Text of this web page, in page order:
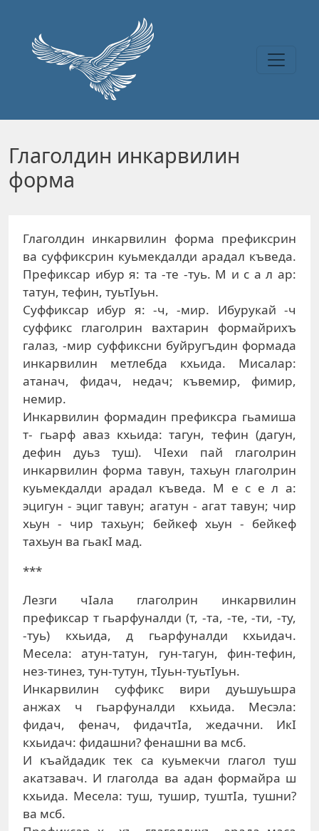
Глаголдин инкарвилин
форма
Глаголдин инкарвилин форма префиксрин
ва суффиксрин куьмекдалди арадал къведа.
Префиксар ибур я: та -те -туь. М и с а л ар:
татун, тефин, туьтIуьн.
Суффиксар ибур я: -ч, -мир. Ибурукай -ч
суффикс глаголрин вахтарин формайрихъ
галаз, -мир суффиксни буйругъдин формада
инкарвилин метлебда кхьида. Мисалар:
атанач, фидач, недач; къвемир, фимир,
немир.
Инкарвилин формадин префиксра гьамиша
т- гьарф аваз кхьида: тагун, тефин (дагун,
дефин дуьз туш). ЧIехи пай глаголрин
инкарвилин форма тавун, тахьун глаголрин
куьмекдалди арадал къведа. M e с е л а:
эцигун - эциг тавун; агатун - агат тавун; чир
хьун - чир тахьун; бейкеф хьун - бейкеф
тахьун ва гьакI мад.
***
Лезги чIала глаголрин инкарвилин
префиксар т гьарфуналди (т, -та, -те, -ти, -ту,
-туь) кхьида, д гьарфуналди кхьидач.
Месела: атун-татун, гун-тагун, фин-тефин,
нез-тинез, тун-тутун, тIуьн-туьтIуьн.
Инкарвилин суффикс вири дуьшуьшра
анжах ч гьарфуналди кхьида. Месэла:
фидач, фенач, фидачтIа, жедачни. ИкI
кхьидач: фидашни? фенашни ва мсб.
И къайдадик тек са куьмекчи глагол туш
акатзавач. И глаголда ва адан формайра ш
кхьида. Месела: туш, тушир, туштIа, тушни?
ва мсб.